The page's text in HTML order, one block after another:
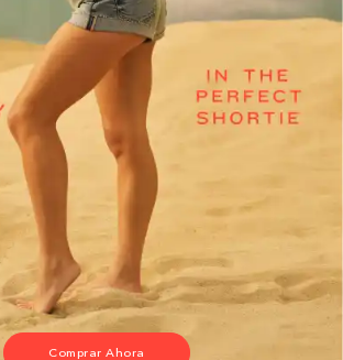
Comprar Ahora